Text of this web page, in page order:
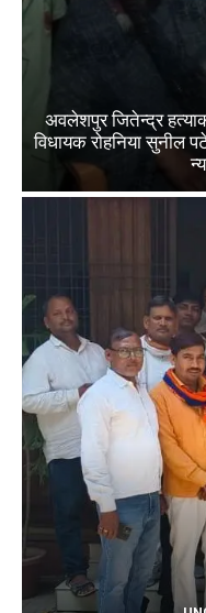
अवलेशपुर जितेन्द्र
विधायक रोहनिया सुनील